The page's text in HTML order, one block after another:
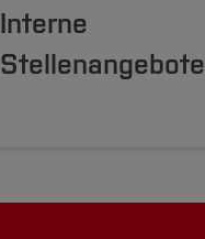
Interne
Stellenangebote